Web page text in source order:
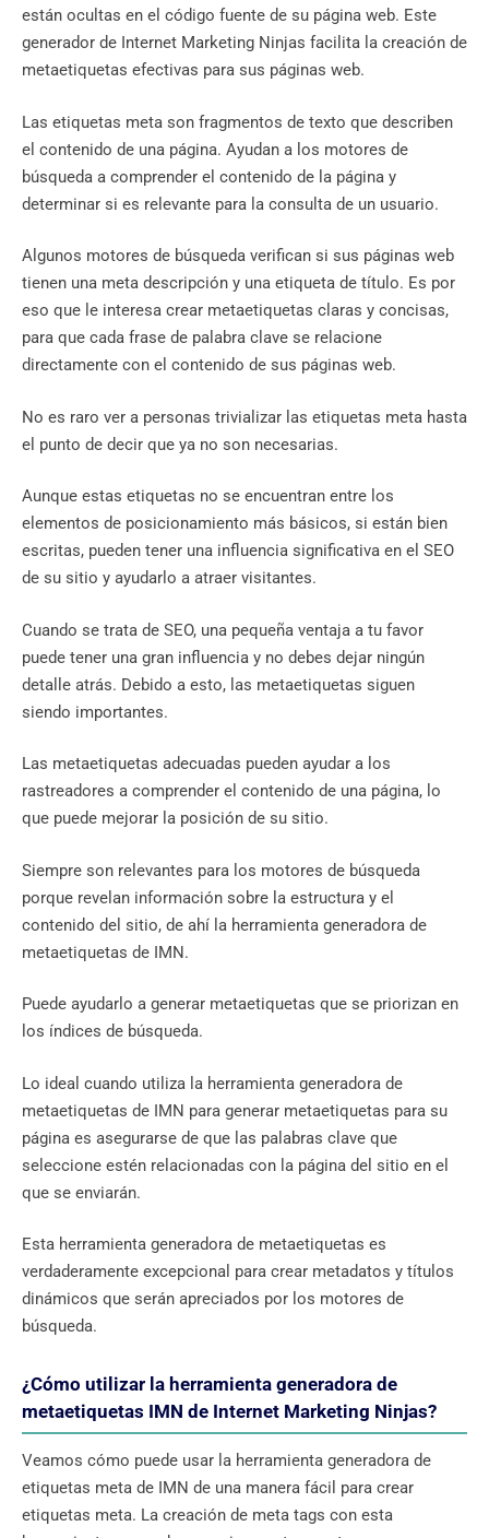
están ocultas en el código fuente de su página web. Este
generador de Internet Marketing Ninjas facilita la creación de
metaetiquetas efectivas para sus páginas web.
Las etiquetas meta son fragmentos de texto que describen
el contenido de una página. Ayudan a los motores de
búsqueda a comprender el contenido de la página y
determinar si es relevante para la consulta de un usuario.
Algunos motores de búsqueda verifican si sus páginas web
tienen una meta descripción y una etiqueta de título. Es por
eso que le interesa crear metaetiquetas claras y concisas,
para que cada frase de palabra clave se relacione
directamente con el contenido de sus páginas web.
No es raro ver a personas trivializar las etiquetas meta hasta
el punto de decir que ya no son necesarias.
Aunque estas etiquetas no se encuentran entre los
elementos de posicionamiento más básicos, si están bien
escritas, pueden tener una influencia significativa en el SEO
de su sitio y ayudarlo a atraer visitantes.
Cuando se trata de SEO, una pequeña ventaja a tu favor
puede tener una gran influencia y no debes dejar ningún
detalle atrás. Debido a esto, las metaetiquetas siguen
siendo importantes.
Las metaetiquetas adecuadas pueden ayudar a los
rastreadores a comprender el contenido de una página, lo
que puede mejorar la posición de su sitio.
Siempre son relevantes para los motores de búsqueda
porque revelan información sobre la estructura y el
contenido del sitio, de ahí la herramienta generadora de
metaetiquetas de IMN.
Puede ayudarlo a generar metaetiquetas que se priorizan en
los índices de búsqueda.
Lo ideal cuando utiliza la herramienta generadora de
metaetiquetas de IMN para generar metaetiquetas para su
página es asegurarse de que las palabras clave que
seleccione estén relacionadas con la página del sitio en el
que se enviarán.
Esta herramienta generadora de metaetiquetas es
verdaderamente excepcional para crear metadatos y títulos
dinámicos que serán apreciados por los motores de
búsqueda.
¿Cómo utilizar la herramienta generadora de
metaetiquetas IMN de Internet Marketing Ninjas?
Veamos cómo puede usar la herramienta generadora de
etiquetas meta de IMN de una manera fácil para crear
etiquetas meta. La creación de meta tags con esta